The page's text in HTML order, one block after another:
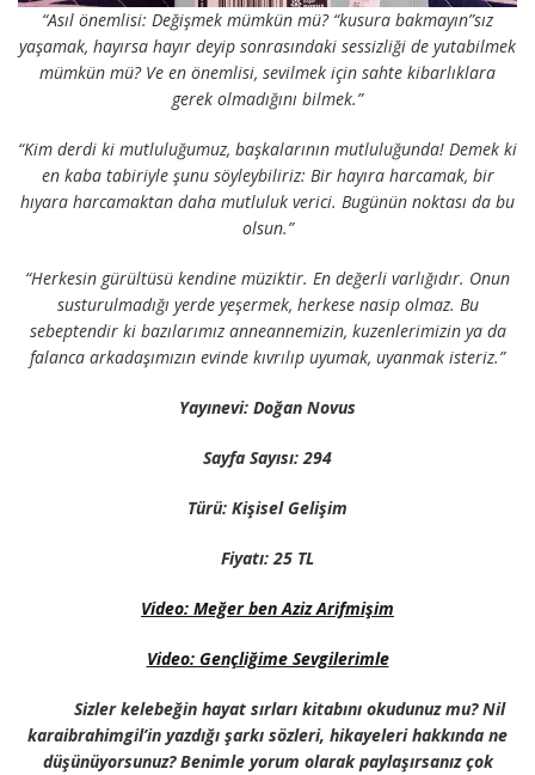
“Asıl önemlisi: Değişmek mümkün mü? “kusura bakmayın”sız
yaşamak, hayırsa hayır deyip sonrasındaki sessizliği de yutabilmek
mümkün mü? Ve en önemlisi, sevilmek için sahte kibarlıklara
gerek olmadığını bilmek.”
“Kim derdi ki mutluluğumuz, başkalarının mutluluğunda! Demek ki
en kaba tabiriyle şunu söyleybiliriz: Bir hayıra harcamak, bir
hıyara harcamaktan daha mutluluk verici. Bugünün noktası da bu
olsun.”
“Herkesin gürültüsü kendine müziktir. En değerli varlığıdır. Onun
susturulmadığı yerde yeşermek, herkese nasip olmaz. Bu
sebeptendir ki bazılarımız anneannemizin, kuzenlerimizin ya da
falanca arkadaşımızın evinde kıvrılıp uyumak, uyanmak isteriz.”
Yayınevi: Doğan Novus
Sayfa Sayısı: 294
Türü: Kişisel Gelişim
Fiyatı: 25 TL
Video: Meğer ben Aziz Arifmişim
Video: Gençliğime Sevgilerimle
Sizler kelebeğin hayat sırları kitabını okudunuz mu? Nil
karaibrahimgil’in yazdığı şarkı sözleri, hikayeleri hakkında ne
düşünüyorsunuz? Benimle yorum olarak paylaşırsanız çok